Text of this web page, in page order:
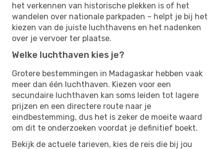
het verkennen van historische plekken is of het
wandelen over nationale parkpaden – helpt je bij het
kiezen van de juiste luchthavens en het nadenken
over je vervoer ter plaatse.
Welke luchthaven kies je?
Grotere bestemmingen in Madagaskar hebben vaak
meer dan één luchthaven. Kiezen voor een
secundaire luchthaven kan soms leiden tot lagere
prijzen en een directere route naar je
eindbestemming, dus het is zeker de moeite waard
om dit te onderzoeken voordat je definitief boekt.
Bekijk de actuele tarieven, kies de reis die bij jou